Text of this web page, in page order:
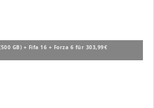
GB) + Fifa 16 + Forza 6 für 303,99€